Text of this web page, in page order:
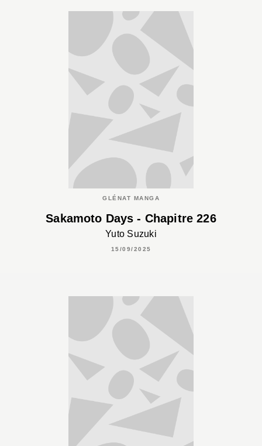
GLÉNAT MANGA
Sakamoto Days - Chapitre 226
Yuto Suzuki
15/09/2025